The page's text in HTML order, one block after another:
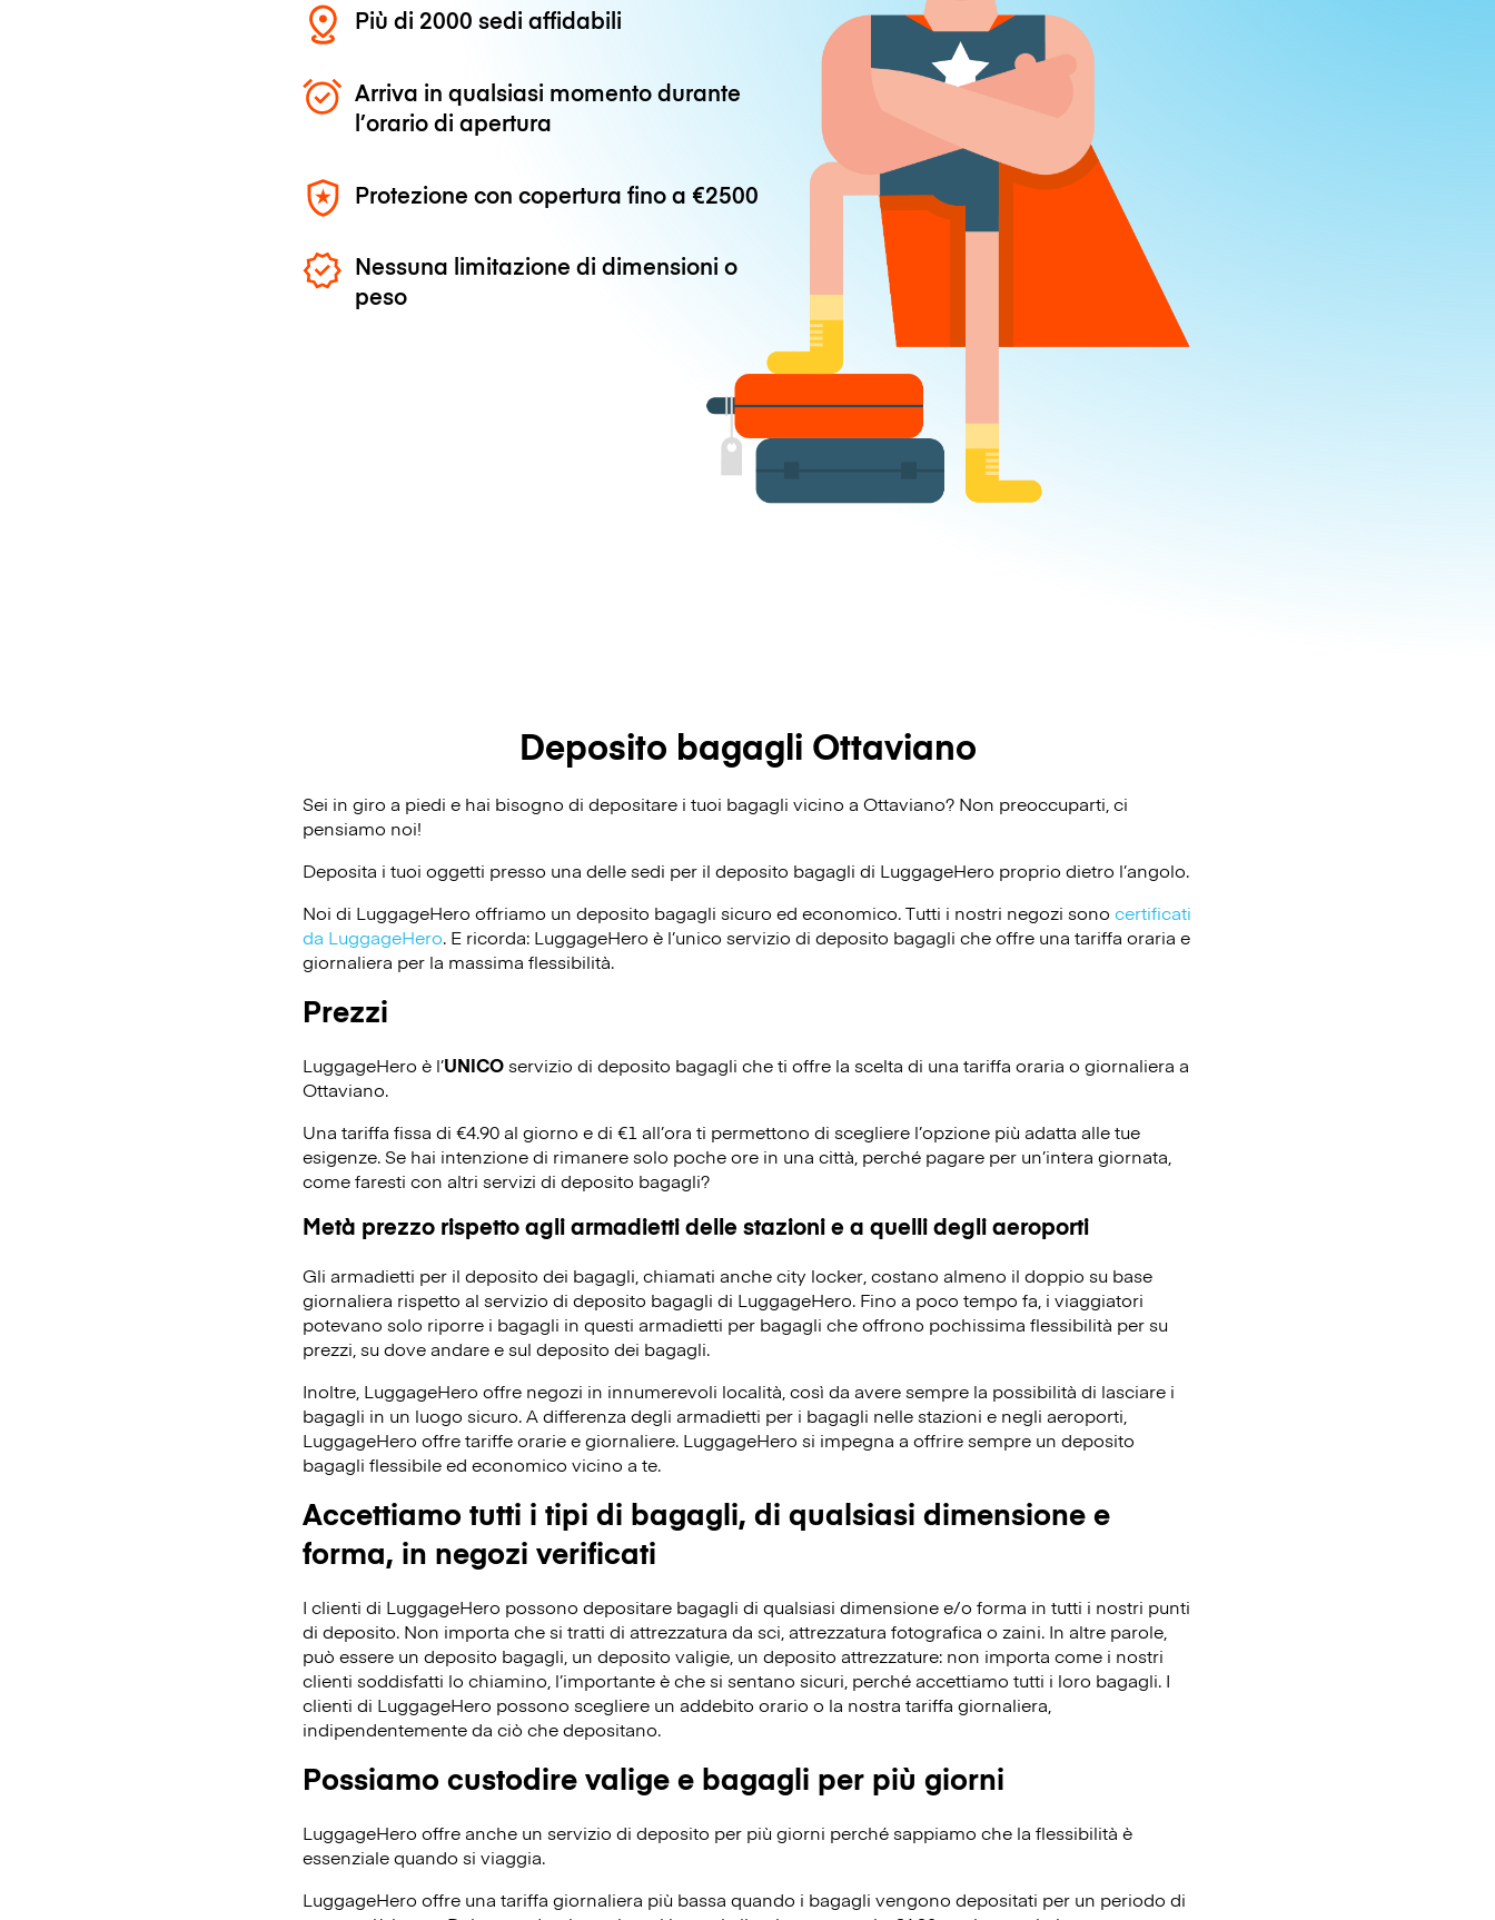
Più di 2000 sedi affidabili
Arriva in qualsiasi momento durante
l’orario di apertura
Protezione con copertura fino a €2500
Nessuna limitazione di dimensioni o
peso
Deposito bagagli Ottaviano
Sei in giro a piedi e hai bisogno di depositare i tuoi bagagli vicino a Ottaviano? Non preoccuparti, ci
pensiamo noi!
Deposita i tuoi oggetti presso una delle sedi per il deposito bagagli di LuggageHero proprio dietro l’angolo.
Noi di LuggageHero offriamo un deposito bagagli sicuro ed economico. Tutti i nostri negozi sono certificati
da LuggageHero. E ricorda: LuggageHero è l’unico servizio di deposito bagagli che offre una tariffa oraria e
giornaliera per la massima flessibilità.
Prezzi
LuggageHero è l’UNICOservizio di deposito bagagli che ti offre la scelta di una tariffa oraria o giornaliera a
Ottaviano.
Una tariffa fissa di €4.90 al giorno e di €1 all’ora ti permettono di scegliere l’opzione più adatta alle tue
esigenze. Se hai intenzione di rimanere solo poche ore in una città, perché pagare per un’intera giornata,
come faresti con altri servizi di deposito bagagli?
Metà prezzo rispetto agli armadietti delle stazioni e a quelli degli aeroporti
Gli armadietti per il deposito dei bagagli, chiamati anche city locker, costano almeno il doppio su base
giornaliera rispetto al servizio di deposito bagagli di LuggageHero. Fino a poco tempo fa, i viaggiatori
potevano solo riporre i bagagli in questi armadietti per bagagli che offrono pochissima flessibilità per su
prezzi, su dove andare e sul deposito dei bagagli.
Inoltre, LuggageHero offre negozi in innumerevoli località, così da avere sempre la possibilità di lasciare i
bagagli in un luogo sicuro. A differenza degli armadietti per i bagagli nelle stazioni e negli aeroporti,
LuggageHero offre tariffe orarie e giornaliere. LuggageHero si impegna a offrire sempre un deposito
bagagli flessibile ed economico vicino a te.
Accettiamo tutti i tipi di bagagli, di qualsiasi dimensione e
forma, in negozi verificati
I clienti di LuggageHero possono depositare bagagli di qualsiasi dimensione e/o forma in tutti i nostri punti
di deposito. Non importa che si tratti di attrezzatura da sci, attrezzatura fotografica o zaini. In altre parole,
può essere un deposito bagagli, un deposito valigie, un deposito attrezzature: non importa come i nostri
clienti soddisfatti lo chiamino, l’importante è che si sentano sicuri, perché accettiamo tutti i loro bagagli. I
clienti di LuggageHero possono scegliere un addebito orario o la nostra tariffa giornaliera,
indipendentemente da ciò che depositano.
Possiamo custodire valige e bagagli per più giorni
LuggageHero offre anche un servizio di deposito per più giorni perché sappiamo che la flessibilità è
essenziale quando si viaggia.
LuggageHero offre una tariffa giornaliera più bassa quando i bagagli vengono depositati per un periodo di